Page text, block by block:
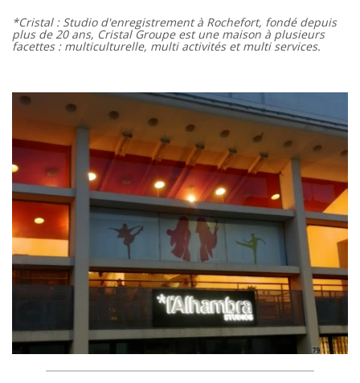
*Cristal : Studio d'enregistrement à Rochefort, fondé depuis
plus de 20 ans, Cristal Groupe est une maison à plusieurs
facettes : multiculturelle, multi activités et multi services.